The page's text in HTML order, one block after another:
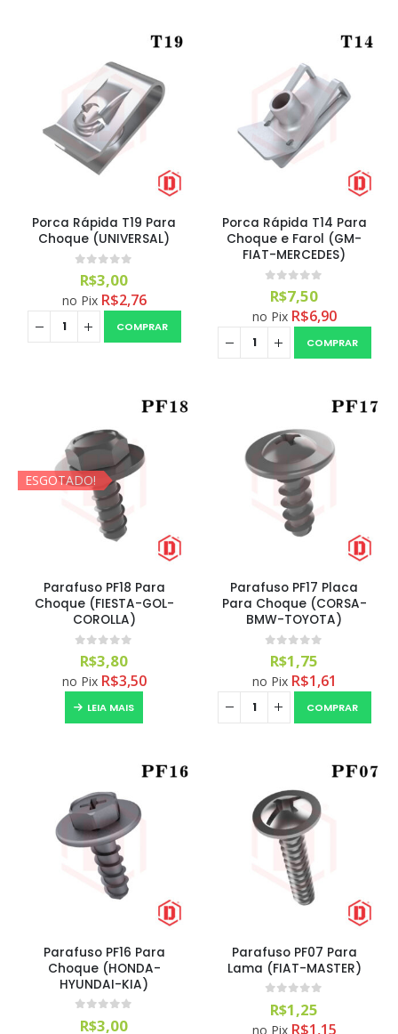
Porca Rápida T19 Para
Choque (UNIVERSAL)
0out of 5
R$3,00
no Pix R$2,76
COMPRAR
Porca Rápida T14 Para
Choque e Farol (GM-
FIAT-MERCEDES)
0out of 5
R$7,50
no Pix R$6,90
COMPRAR
ESGOTADO!
Parafuso PF18 Para
Choque (FIESTA-GOL-
COROLLA)
R$3,80
no Pix R$3,50
LEIA MAIS
Parafuso PF17 Placa
Para Choque (CORSA-
BMW-TOYOTA)
R$1,75
no Pix R$1,61
COMPRAR
Parafuso PF16 Para
Choque (HONDA-
HYUNDAI-KIA)
R$3,00
Parafuso PF07 Para
Lama (FIAT-MASTER)
R$1,25
no Pix R$1,15